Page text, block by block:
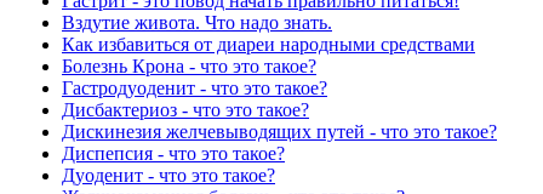
Вздутие живота. Что надо знать.
Как избавиться от диареи народными средствами
Болезнь Крона - что это такое?
Гастродуоденит - что это такое?
Дисбактериоз - что это такое?
Дискинезия желчевыводящих путей - что это такое?
Диспепсия - что это такое?
Дуоденит - что это такое?